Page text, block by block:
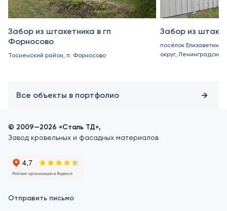
Забор из штакетника в гп
Форносово
Тосненский район, п. Форносово
Забор из
посёлок
округ, Ленинградская
Все объекты в портфолио
© 2009—2026 «Сталь ТД»,
Завод кровельных и фасадных материалов
Отправить письмо